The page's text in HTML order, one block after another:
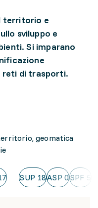
territorio e
sviluppo e
Si imparano
reti di trasporti.
geomatica
SUP 18ASP 0SPF 5